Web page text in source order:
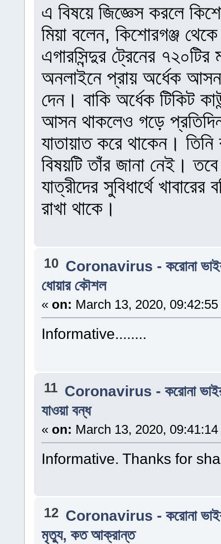
এ বিষয়ে জিজ্ঞেস করলে
মিয়া বলেন, কিশোরগঞ্জ
এগারসিন্দুর ট্রেনের
অনলাইনে প্রায় অর্ধেক আসন
দেন। বাকি অর্ধেক টিকিট
আসন থাকলেও গড়ে
যাতায়াত করে থাকেন।
বিষয়টি তাঁর জানা নেই।
যাত্রীদের সুবিধার্থে
রাখা থাকে।
10 Coronavirus - করোনা
ধোয়ার কৌশল
« on: March 13, 2020,
Informative........
11 Coronavirus - করোনা
যাওয়া বন্ধ
« on: March 13, 2020,
Informative. Thanks for
12 Coronavirus - করোনা
মৃত্যু, কত আক্রান্ত